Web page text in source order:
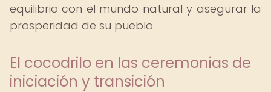
equilibrio con el mundo natural y asegurar la
prosperidad de su pueblo.
El cocodrilo en las ceremonias de
iniciación y transición